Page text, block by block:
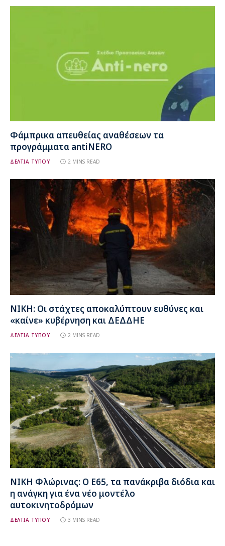
Φάμπρικα απευθείας αναθέσεων τα
προγράμματα antiNERO
ΔΕΛΤΙΑ ΤΥΠΟΥ 2 MINS READ
ΝΙΚΗ: Οι στάχτες αποκαλύπτουν ευθύνες και
«καίνε» κυβέρνηση και ΔΕΔΔΗΕ
ΔΕΛΤΙΑ ΤΥΠΟΥ 2 MINS READ
ΝΙΚΗ Φλώρινας: Ο Ε65, τα πανάκριβα διόδια και
η ανάγκη για ένα νέο μοντέλο
αυτοκινητοδρόμων
ΔΕΛΤΙΑ ΤΥΠΟΥ 3 MINS READ